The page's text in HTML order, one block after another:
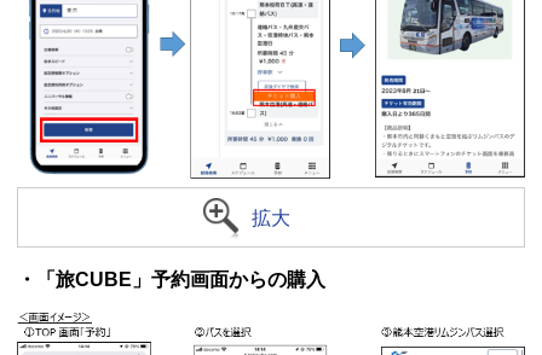
拡大
・「旅CUBE」予約画面からの購入